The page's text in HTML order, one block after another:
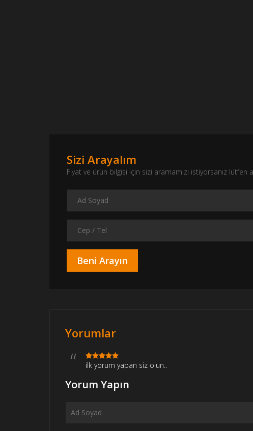
Sizi Arayalım
Fiyat ve ürün bilgisi için sizi aramamızı istiyorsanız
Yorumlar
ilk yorum yapan siz olun..
Yorum Yapın